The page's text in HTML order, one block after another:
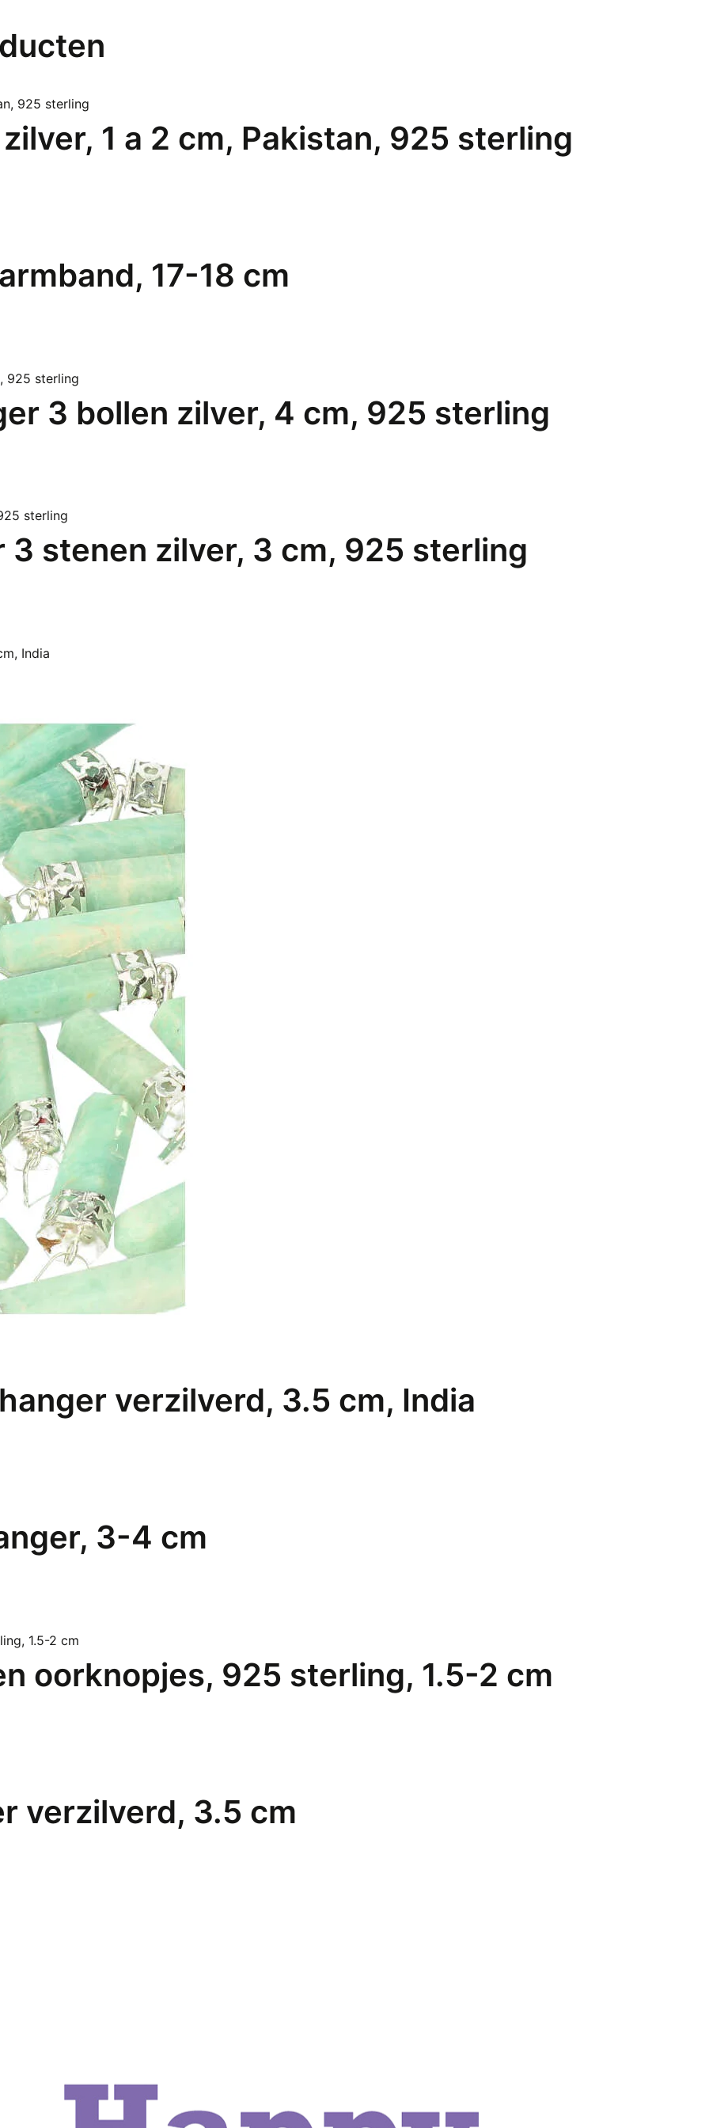
1 a 2 cm, Pakistan, 925 sterling
17-18 cm
3 bollen zilver, 4 cm, 925 sterling
stenen zilver, 3 cm, 925 sterling
verzilverd, 3.5 cm, India
3-4 cm
oorknopjes, 925 sterling, 1.5-2 cm
verzilverd, 3.5 cm